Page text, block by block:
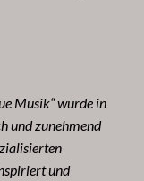
Musik“ wurde in
und zunehmend
und